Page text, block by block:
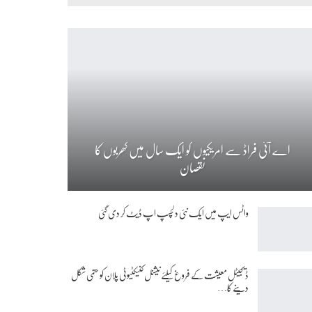
اے آئی فراڈ سے امریکیوں کو ایک سال میں کھربوں کا
نقصان
واٹس ایپ میں ایک نئی دلچسپ اپ ڈیٹ کر دی گئی
ڈیجیٹل معیشت کے فروغ کیلئے نیشنل کنیکٹیوٹی پلان کو حتمی شکل
دینے کا…